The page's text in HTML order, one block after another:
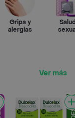
Gripa y
alergias
Ver más